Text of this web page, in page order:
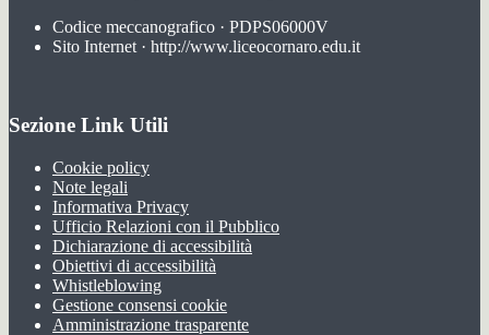
Codice meccanografico · PDPS06000V
Sito Internet · http://www.liceocornaro.edu.it
Sezione Link Utili
Cookie policy
Note legali
Informativa Privacy
Ufficio Relazioni con il Pubblico
Dichiarazione di accessibilità
Obiettivi di accessibilità
Whistleblowing
Gestione consensi cookie
Amministrazione trasparente